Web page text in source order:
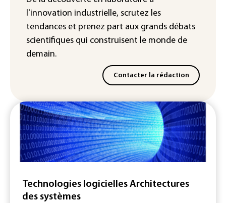
chaleur dans les prochains jours en
France
l'innovation industrielle, scrutez les
tendances et prenez part aux grands débats
scientifiques qui construisent le monde de
demain.
Contacter la rédaction
Technologies logicielles Architectures
des systèmes